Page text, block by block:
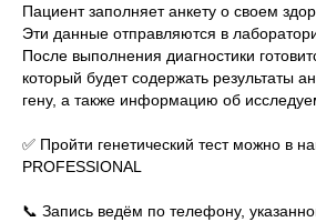
Пациент заполняет анкету о своем
Эти данные отправляются в
После выполнения диагностики
который будет содержать результаты
гену, а также информацию об
✅ Пройти генетический тест можно в
PROFESSIONAL
📞 Запись ведём по телефону,